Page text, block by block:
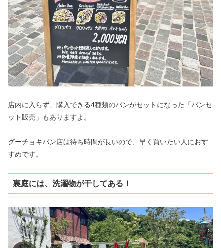
店内に入らず、購入できる4種類のパンがセットになった「パンセ
ット販売」もありますよ。
グーチョキパン店は待ち時間が長いので、早く買いたい人におす
すめです。
裏庭には、洗濯物が干してある！